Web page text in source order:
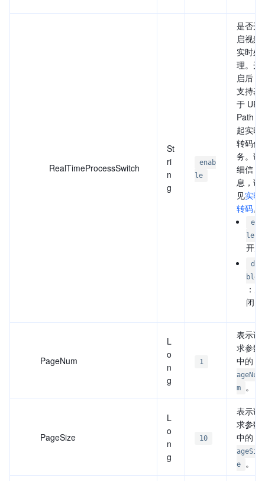
RealTimeProcessSwitch
St
ri
n
g
enab
le
是否开
启视频
实时处
理。开
启后，
支持基
于 URL
Path 发
起实时
转码任
务。详
细信
息，请
见实时
转码。
le
开启
ble
：关
闭
PageNum
L
o
n
g
1
表示请
求参数
中的
ageNu
m
。
PageSize
L
o
n
g
10
表示请
求参数
中的
ageSiz
e
。